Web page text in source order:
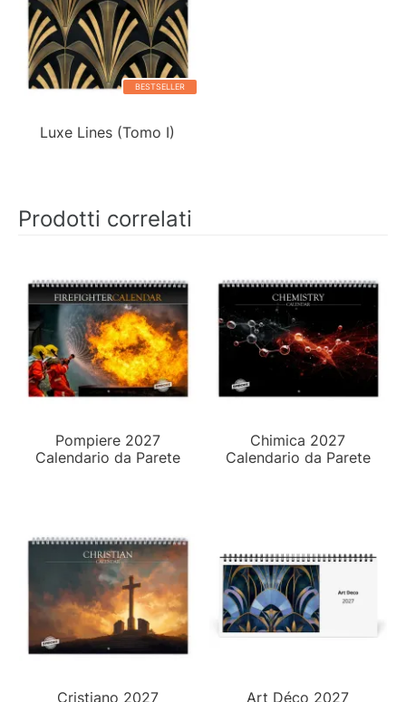
BESTSELLER
Luxe Lines (Tomo I)
Prodotti correlati
Pompiere 2027
Calendario da Parete
Chimica 2027
Calendario da Parete
Cristiano 2027
Art Déco 2027